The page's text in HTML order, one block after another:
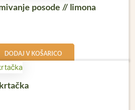
posode // limona
DODAJ V KOŠARICO